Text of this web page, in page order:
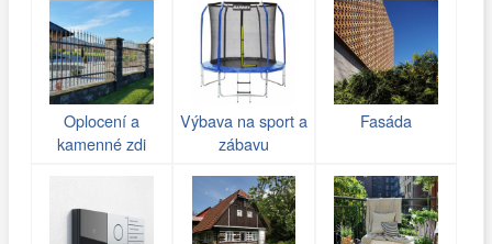
Oplocení a
kamenné zdi
Výbava na sport a
zábavu
Fasáda